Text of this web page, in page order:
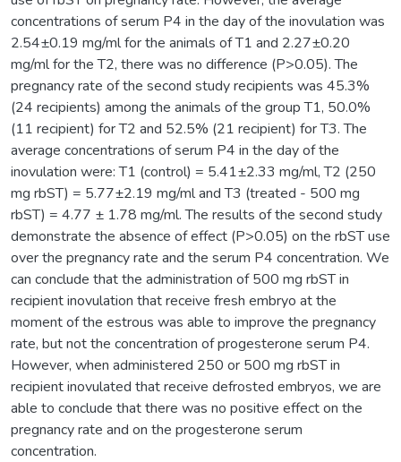
concentrations of serum P4 in the day of the inovulation was
2.54±0.19 mg/ml for the animals of T1 and 2.27±0.20
mg/ml for the T2, there was no difference (P>0.05). The
pregnancy rate of the second study recipients was 45.3%
(24 recipients) among the animals of the group T1, 50.0%
(11 recipient) for T2 and 52.5% (21 recipient) for T3. The
average concentrations of serum P4 in the day of the
inovulation were: T1 (control) = 5.41±2.33 mg/ml, T2 (250
mg rbST) = 5.77±2.19 mg/ml and T3 (treated - 500 mg
rbST) = 4.77 ± 1.78 mg/ml. The results of the second study
demonstrate the absence of effect (P>0.05) on the rbST use
over the pregnancy rate and the serum P4 concentration. We
can conclude that the administration of 500 mg rbST in
recipient inovulation that receive fresh embryo at the
moment of the estrous was able to improve the pregnancy
rate, but not the concentration of progesterone serum P4.
However, when administered 250 or 500 mg rbST in
recipient inovulated that receive defrosted embryos, we are
able to conclude that there was no positive effect on the
pregnancy rate and on the progesterone serum
concentration.